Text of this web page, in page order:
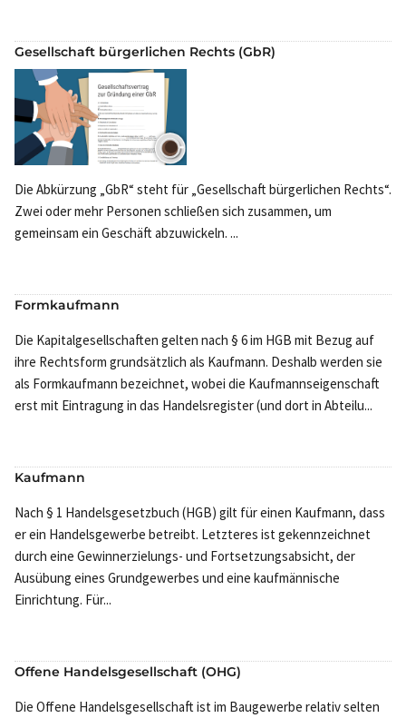
Gesellschaft bürgerlichen Rechts (GbR)
Die Abkürzung „GbR“ steht für „Gesellschaft bürgerlichen Rechts“.
Zwei oder mehr Personen schließen sich zusammen, um
gemeinsam ein Geschäft abzuwickeln. ...
Formkaufmann
Die Kapitalgesellschaften gelten nach § 6 im HGB mit Bezug auf
ihre Rechtsform grundsätzlich als Kaufmann. Deshalb werden sie
als Formkaufmann bezeichnet, wobei die Kaufmannseigenschaft
erst mit Eintragung in das Handelsregister (und dort in Abteilu...
Kaufmann
Nach § 1 Handelsgesetzbuch (HGB) gilt für einen Kaufmann, dass
er ein Handelsgewerbe betreibt. Letzteres ist gekennzeichnet
durch eine Gewinnerzielungs- und Fortsetzungsabsicht, der
Ausübung eines Grundgewerbes und eine kaufmännische
Einrichtung. Für...
Offene Handelsgesellschaft (OHG)
Die Offene Handelsgesellschaft ist im Baugewerbe relativ selten